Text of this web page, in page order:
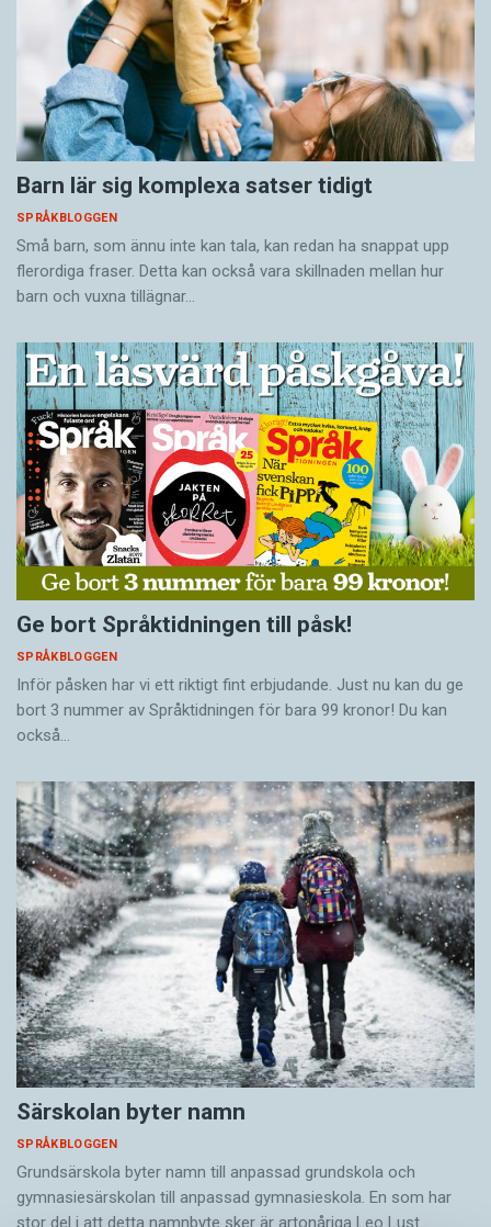
Barn lär sig komplexa satser tidigt
SPRÅKBLOGGEN
Små barn, som ännu inte kan tala, kan redan ha snappat upp
flerordiga fraser. Detta kan också vara skillnaden mellan hur
barn och vuxna tillägnar…
Ge bort Språktidningen till påsk!
SPRÅKBLOGGEN
Inför påsken har vi ett riktigt fint erbjudande. Just nu kan du ge
bort 3 nummer av Språktidningen för bara 99 kronor! Du kan
också…
Särskolan byter namn
SPRÅKBLOGGEN
Grundsärskola byter namn till anpassad grundskola och
gymnasiesärskolan till anpassad gymnasieskola. En som har
stor del i att detta namnbyte sker är artonåriga Leo Lust…